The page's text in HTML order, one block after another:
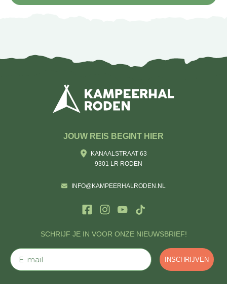
SCHRIJF JE IN VOOR ONZE NIEUWSBRIEF!
E-mail
INSCHRIJVEN
JOUW REIS BEGINT HIER
KANAALSTRAAT 63
9301 LR RODEN
INFO@KAMPEERHALRODEN.NL